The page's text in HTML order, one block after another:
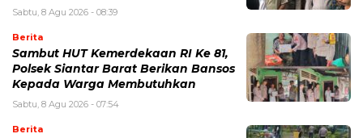
Sabtu, 8 Agu 2026 - 08:39
Berita
Sambut HUT Kemerdekaan RI Ke 81,
Polsek Siantar Barat Berikan Bansos
Kepada Warga Membutuhkan
Sabtu, 8 Agu 2026 - 07:54
Berita